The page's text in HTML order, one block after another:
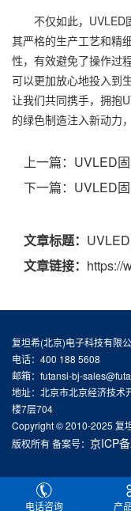
不仅如此，UVLED固
其严格的生产工艺和精
性，有效避免了操作过
可以更加放心地投入到
让我们共同携手，拥抱
的绿色制造注入新动力
上一篇： UVLED
下一篇： UVLED固
文章标题： UVLED
文章链接： https://
复坦希(北京)电子科技有限
电话：400 188 5608
邮箱：futansi-bj-
地址：北京市北京经济技术
楼7层704
Copyright © 2010-2025 复
版权所有 备案号： 京ICP
电话咨询 产